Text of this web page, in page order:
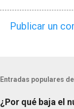
e
t
Publicar un
Entradas populares
¿Por qué baja el